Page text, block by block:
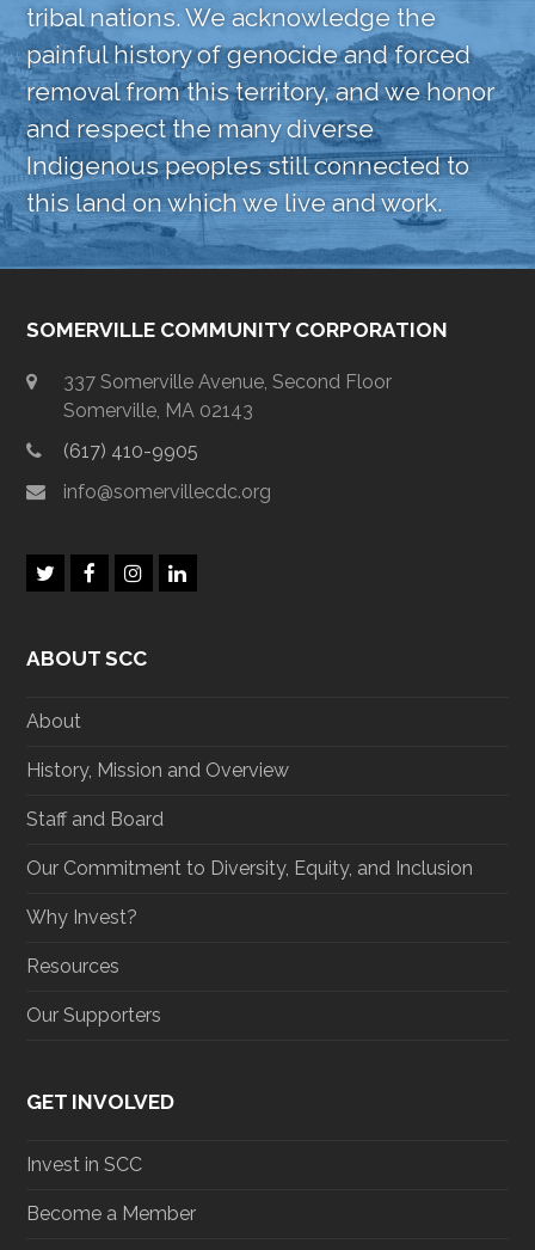
tribal nations. We acknowledge the
painful history of genocide and forced
removal from this territory, and we honor
and respect the many diverse
Indigenous peoples still connected to
this land on which we live and work.
SOMERVILLE COMMUNITY CORPORATION
337 Somerville Avenue, Second Floor
Somerville, MA 02143
(617) 410-9905
info@somervillecdc.org
T
t
F
b
I
a
L
ABOUT SCC
About
History, Mission and Overview
Staff and Board
Our Commitment to Diversity, Equity, and Inclusion
Why Invest?
Resources
Our Supporters
GET INVOLVED
Invest in SCC
Become a Member